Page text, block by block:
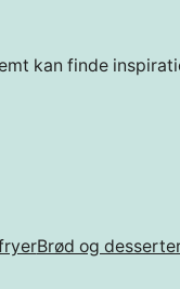
kan finde
Brød og